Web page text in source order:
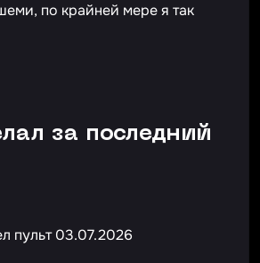
по крайней мере я так
за последний
пульт 03.07.2026